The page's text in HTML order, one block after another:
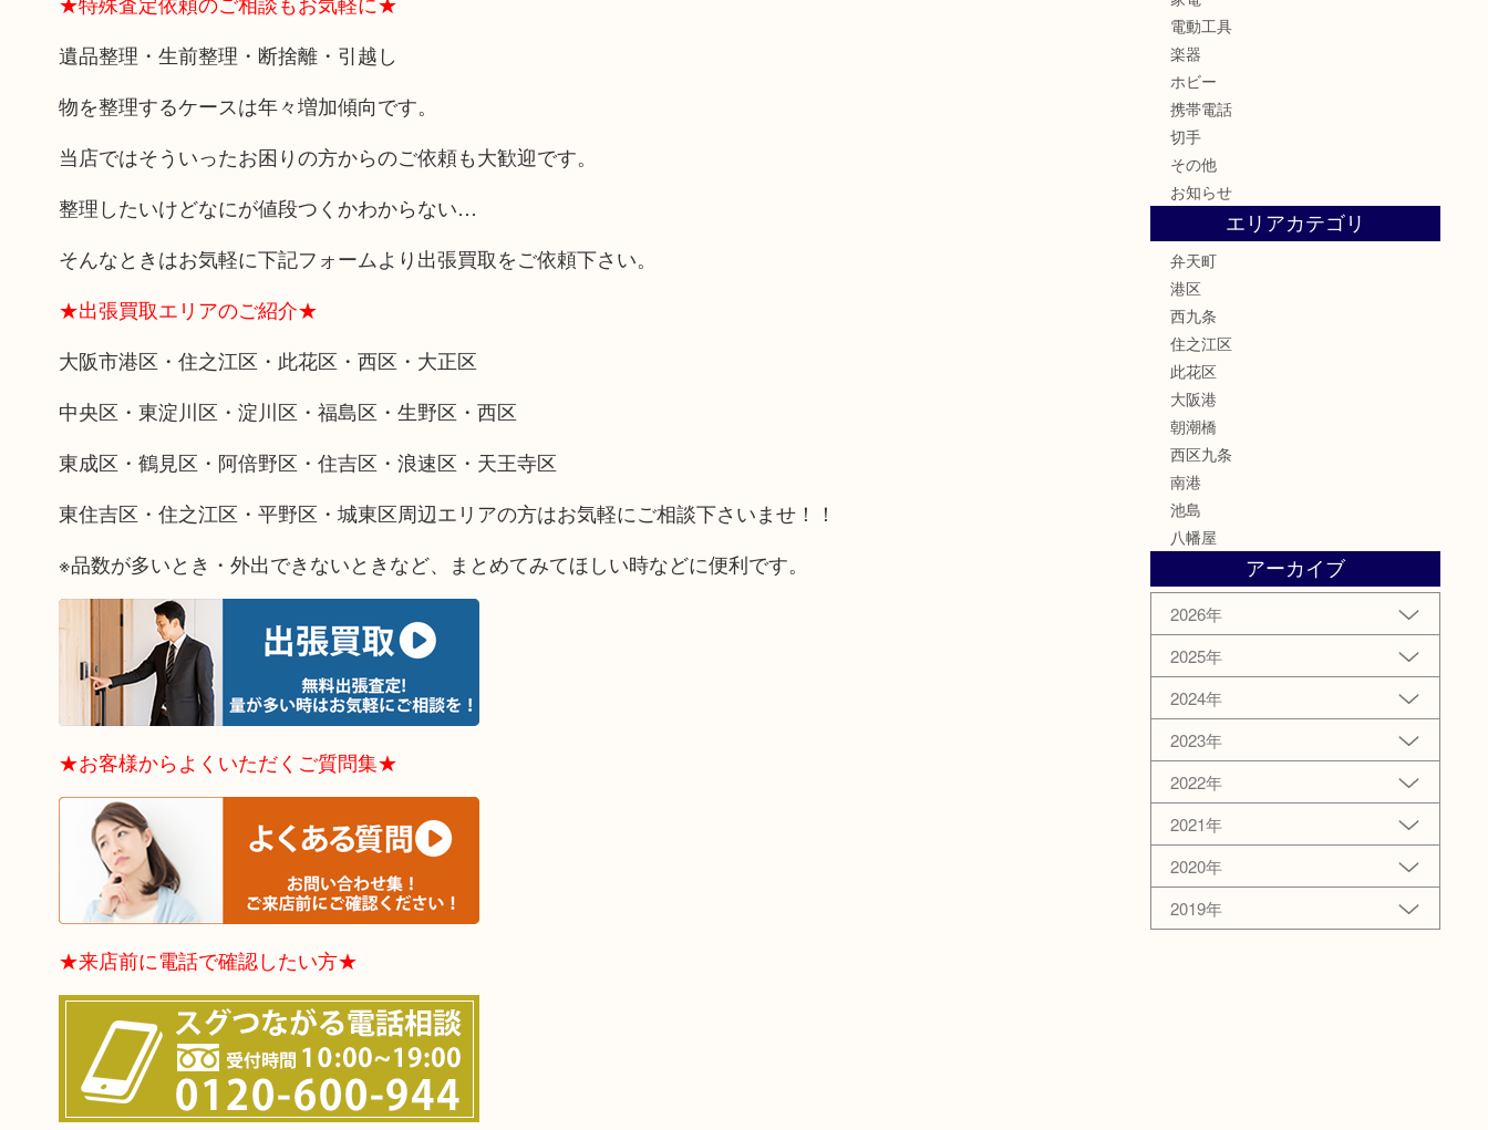
遺品整理・生前整理・断捨離・引越し
物を整理するケースは年々増加傾向です。
当店ではそういったお困りの方からのご依頼も大歓迎です。
整理したいけどなにが値段つくかわからない…
そんなときはお気軽に下記フォームより出張買取をご依頼下さい。
★出張買取エリアのご紹介★
大阪市港区・住之江区・此花区・西区・大正区
中央区・東淀川区・淀川区・福島区・生野区・西区
東成区・鶴見区・阿倍野区・住吉区・浪速区・天王寺区
東住吉区・住之江区・平野区・城東区周辺エリアの方はお気軽にご相談下さいませ！！
※品数が多いとき・外出できないときなど、まとめてみてほしい時などに便利です。
★お客様からよくいただくご質問集★
★来店前に電話で確認したい方★
電動工具
楽器
ホビー
携帯電話
切手
その他
お知らせ
エリアカテゴリ
弁天町
港区
西九条
住之江区
此花区
大阪港
朝潮橋
西区九条
南港
池島
八幡屋
アーカイブ
2026年
2025年
2024年
2023年
2022年
2021年
2020年
2019年